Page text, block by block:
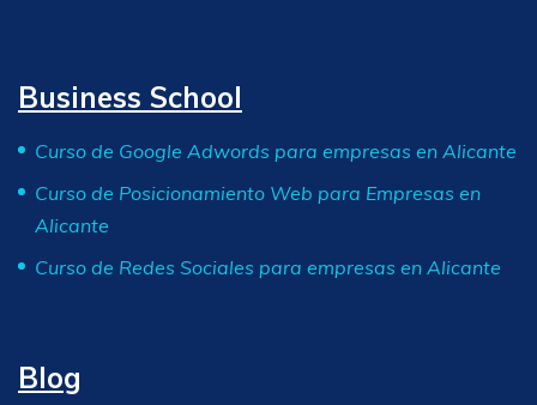
Business School
Curso de Google Adwords para empresas en Alicante
Curso de Posicionamiento Web para Empresas en
Alicante
Curso de Redes Sociales para empresas en Alicante
Blog